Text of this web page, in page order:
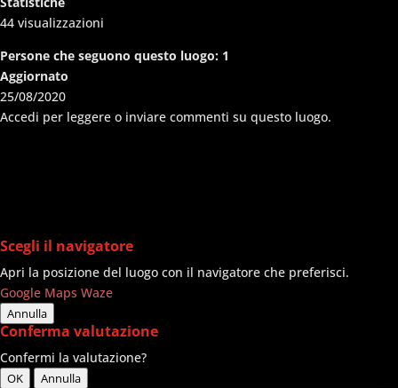
44 visualizzazioni
Persone che seguono questo luogo: 1
Aggiornato
25/08/2020
Accedi per leggere o inviare commenti su questo luogo.
Scegli il navigatore
Apri la posizione del luogo con il navigatore che preferisci.
Google Maps Waze
Annulla
Conferma valutazione
Confermi la valutazione?
OK Annulla